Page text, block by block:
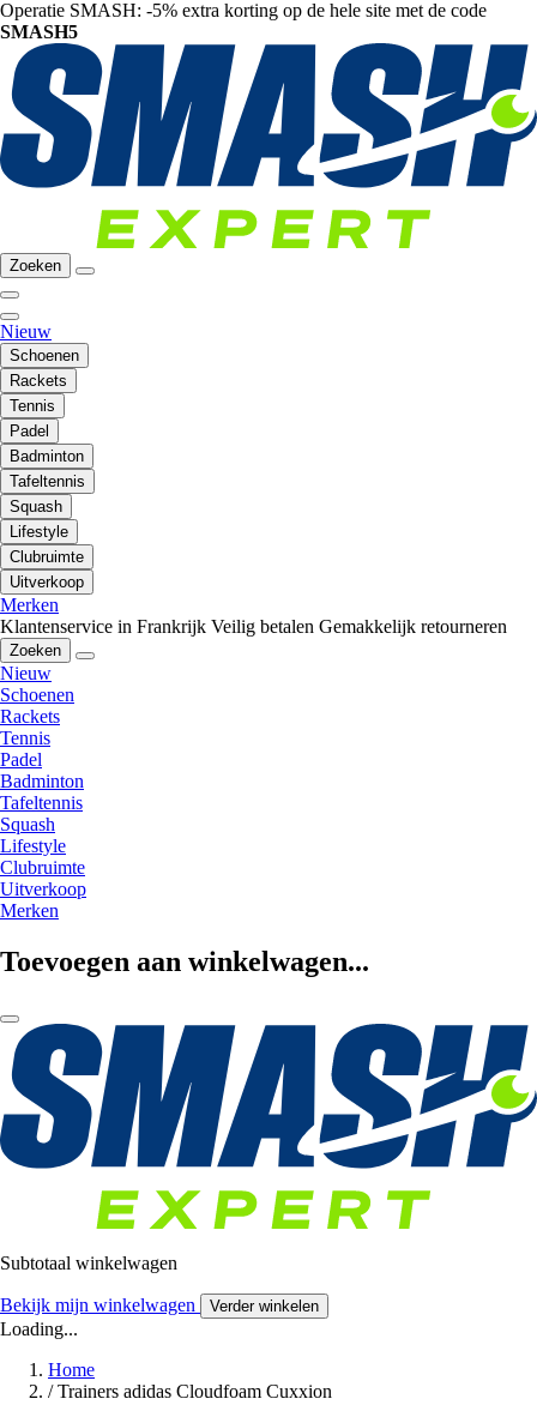
Operatie SMASH: -5% extra korting op de hele site met de code
SMASH5
Zoeken
Nieuw
Schoenen
Rackets
Tennis
Padel
Badminton
Tafeltennis
Squash
Lifestyle
Clubruimte
Uitverkoop
Merken
Klantenservice in Frankrijk Veilig betalen Gemakkelijk retourneren
Zoeken
Nieuw
Schoenen
Rackets
Tennis
Padel
Badminton
Tafeltennis
Squash
Lifestyle
Clubruimte
Uitverkoop
Merken
Toevoegen aan winkelwagen...
Subtotaal winkelwagen
Bekijk mijn winkelwagen Verder winkelen
Loading...
Home
/ Trainers adidas Cloudfoam Cuxxion